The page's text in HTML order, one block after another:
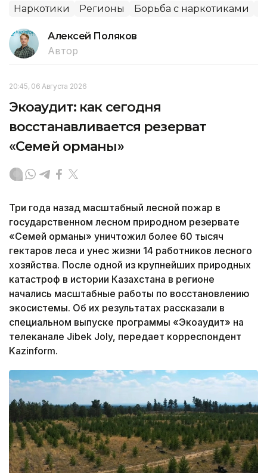
Наркотики Регионы Борьба с наркотиками
Алексей Поляков
Автор
20:45, 06 Августа 2026
Экоаудит: как сегодня
восстанавливается резерват
«Семей орманы»
Три года назад масштабный лесной пожар в
государственном лесном природном резервате
«Семей орманы» уничтожил более 60 тысяч
гектаров леса и унес жизни 14 работников лесного
хозяйства. После одной из крупнейших природных
катастроф в истории Казахстана в регионе
начались масштабные работы по восстановлению
экосистемы. Об их результатах рассказали в
специальном выпуске программы «Экоаудит» на
телеканале Jibek Joly, передает корреспондент
Kazinform.